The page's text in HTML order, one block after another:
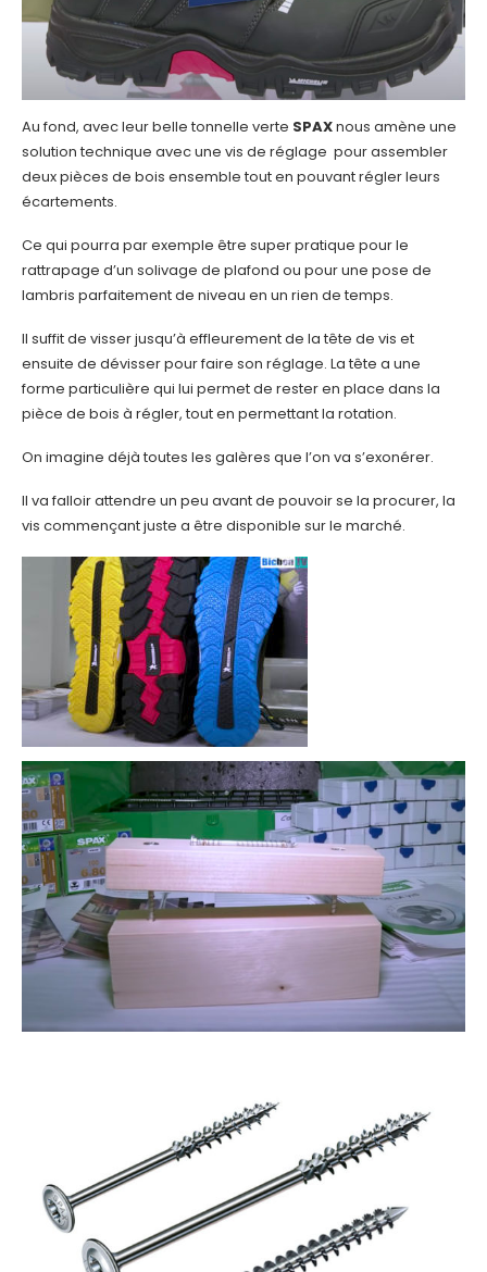
Au fond, avec leur belle tonnelle verte SPAXnous amène une
solution technique avec une vis de réglage pour assembler
deux pièces de bois ensemble tout en pouvant régler leurs
écartements.
Ce qui pourra par exemple être super pratique pour le
rattrapage d’un solivage de plafond ou pour une pose de
lambris parfaitement de niveau en un rien de temps.
Il suffit de visser jusqu’à effleurement de la tête de vis et
ensuite de dévisser pour faire son réglage. La tête a une
forme particulière qui lui permet de rester en place dans la
pièce de bois à régler, tout en permettant la rotation.
On imagine déjà toutes les galères que l’on va s’exonérer.
Il va falloir attendre un peu avant de pouvoir se la procurer, la
vis commençant juste a être disponible sur le marché.